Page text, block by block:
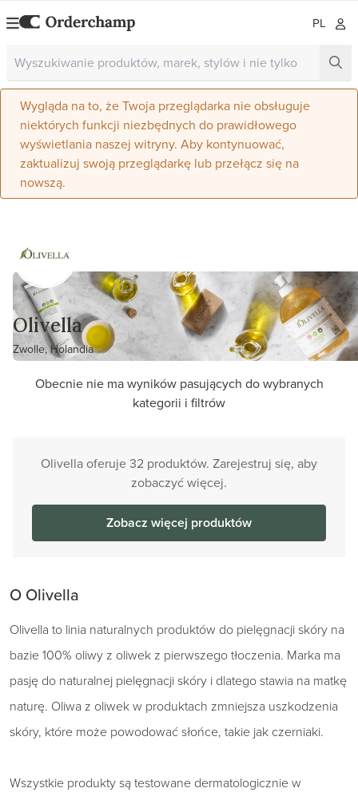
PL
Wygląda na to, że Twoja przeglądarka nie obsługuje
niektórych funkcji niezbędnych do prawidłowego
wyświetlania naszej witryny. Aby kontynuować,
zaktualizuj swoją przeglądarkę lub przełącz się na
nowszą.
Olivella
Zwolle, Holandia
Obecnie nie ma wyników pasujących do wybranych
kategorii i filtrów
Olivella oferuje 32 produktów. Zarejestruj się, aby
zobaczyć więcej.
Zobacz więcej produktów
O Olivella
Olivella to linia naturalnych produktów do pielęgnacji skóry na
bazie 100% oliwy z oliwek z pierwszego tłoczenia. Marka ma
pasję do naturalnej pielęgnacji skóry i dlatego stawia na matkę
naturę. Oliwa z oliwek w produktach zmniejsza uszkodzenia
skóry, które może powodować słońce, takie jak czerniaki.
Wszystkie produkty są testowane dermatologicznie w